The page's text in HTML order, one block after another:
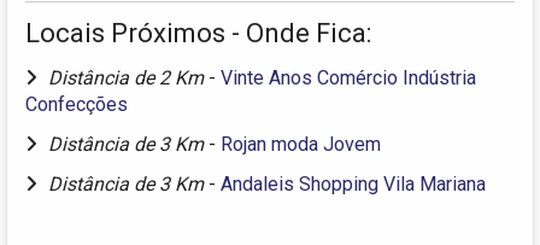
Locais Próximos - Onde Fica:
Distância de 2 Km - Vinte Anos Comércio Indústria
Confecções
Distância de 3 Km - Rojan moda Jovem
Distância de 3 Km - Andaleis Shopping Vila Mariana